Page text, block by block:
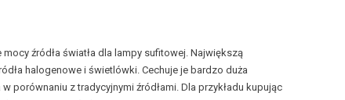
źródła światła dla lampy sufitowej. Największą
halogenowe i świetlówki. Cechuje je bardzo duża
porównaniu z tradycyjnymi źródłami. Dla przykładu kupując